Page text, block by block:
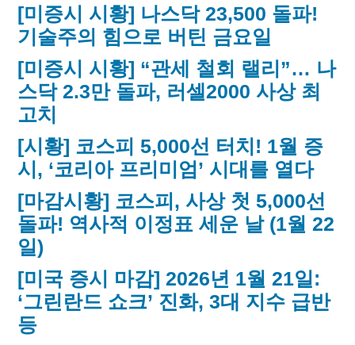
[미증시 시황] 나스닥 23,500 돌파!
기술주의 힘으로 버틴 금요일
[미증시 시황] “관세 철회 랠리”… 나
스닥 2.3만 돌파, 러셀2000 사상 최
고치
[시황] 코스피 5,000선 터치! 1월 증
시, ‘코리아 프리미엄’ 시대를 열다
[마감시황] 코스피, 사상 첫 5,000선
돌파! 역사적 이정표 세운 날 (1월 22
일)
[미국 증시 마감] 2026년 1월 21일:
‘그린란드 쇼크’ 진화, 3대 지수 급반
등